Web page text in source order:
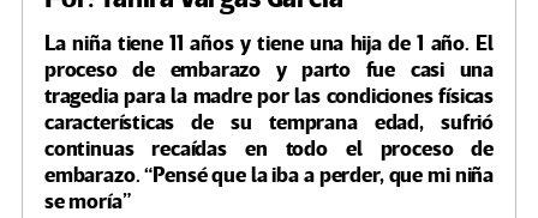
La niña tiene 11 años y tiene una hija de 1 año. El
proceso de embarazo y parto fue casi una
tragedia para la madre por las condiciones físicas
características de su temprana edad, sufrió
continuas recaídas en todo el proceso de
embarazo. “Pensé que la iba a perder, que mi niña
se moría”